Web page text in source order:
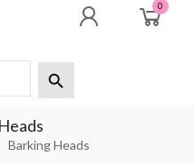
0

Barking Heads